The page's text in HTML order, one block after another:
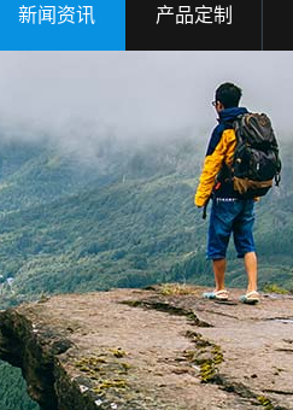
新闻资讯 产品定制